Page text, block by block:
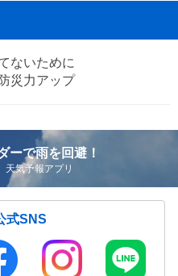
ないために
災力アップ
ーで雨を回避！
気予報アプリ
式SNS